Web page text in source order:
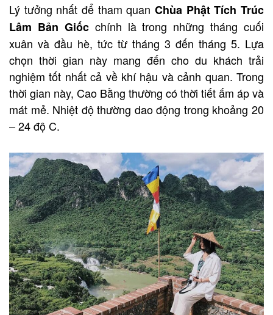
Lý tưởng nhất để tham quan Chùa Phật Tích Trúc
Lâm Bản Giốcchính là trong những tháng cuối
xuân và đầu hè, tức từ tháng 3 đến tháng 5. Lựa
chọn thời gian này mang đến cho du khách trải
nghiệm tốt nhất cả về khí hậu và cảnh quan. Trong
thời gian này, Cao Bằng thường có thời tiết ấm áp và
mát mẻ. Nhiệt độ thường dao động trong khoảng 20
– 24 độ C.